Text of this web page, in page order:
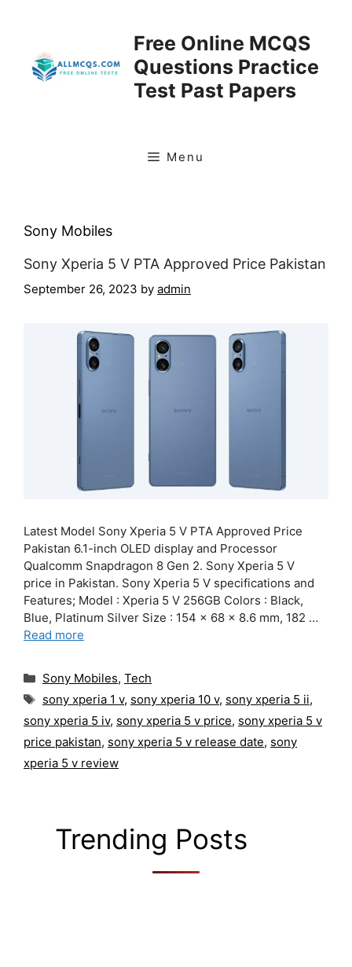
Free Online MCQS
Questions Practice
Test Past Papers
Menu
Sony Mobiles
Sony Xperia 5 V PTA Approved Price Pakistan
September 26, 2023 by admin
Latest Model Sony Xperia 5 V PTA Approved Price
Pakistan 6.1-inch OLED display and Processor
Qualcomm Snapdragon 8 Gen 2. Sony Xperia 5 V
price in Pakistan. Sony Xperia 5 V specifications and
Features; Model : Xperia 5 V 256GB Colors : Black,
Blue, Platinum Silver Size : 154 x 68 x 8.6 mm, 182 …
Read more
Categories
Sony Mobiles, Tech
Tags
sony xperia 1 v, sony xperia 10 v, sony xperia 5 ii,
sony xperia 5 iv, sony xperia 5 v price, sony xperia 5 v
price pakistan, sony xperia 5 v release date, sony
xperia 5 v review
Trending Posts